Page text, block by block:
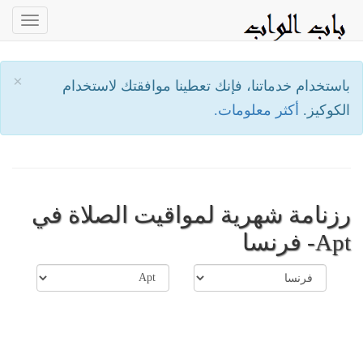
×
باستخدام خدماتنا، فإنك تعطينا موافقتك لاستخدام
الكوكيز. أكثر معلومات.
رزنامة شهرية لمواقيت الصلاة في
Apt- فرنسا